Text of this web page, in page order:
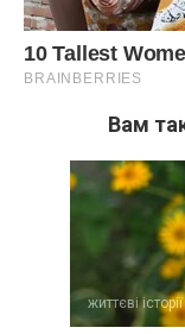
Вам
життєві історії